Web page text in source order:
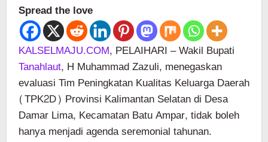
Spread the love
KALSELMAJU.COM, PELAIHARI – Wakil Bupati
Tanahlaut, H Muhammad Zazuli, menegaskan
evaluasi Tim Peningkatan Kualitas Keluarga Daerah
(TPK2D) Provinsi Kalimantan Selatan di Desa
Damar Lima, Kecamatan Batu Ampar, tidak boleh
hanya menjadi agenda seremonial tahunan.